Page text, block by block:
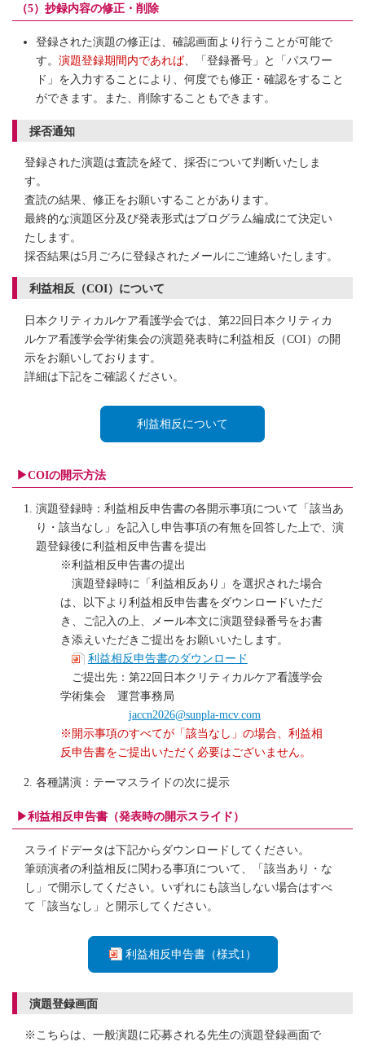
（5）抄録内容の修正・削除
登録された演題の修正は、確認画面より行うことが可能で
す。 演題登録期間内であれば、「登録番号」と「パスワー
ド」を入力することにより、何度でも修正・確認をすること
ができます。また、削除することもできます。
採否通知
登録された演題は査読を経て、採否について判断いたしま
す。
査読の結果、修正をお願いすることがあります。
最終的な演題区分及び発表形式はプログラム編成にて決定い
たします。
採否結果は5月ごろに登録されたメールにご連絡いたします。
利益相反（COI）について
日本クリティカルケア看護学会では、第22回日本クリティカ
ルケア看護学会学術集会の演題発表時に利益相反（COI）の開
示をお願いしております。
詳細は下記をご確認ください。
利益相反について
▶COIの開示方法
演題登録時：利益相反申告書の各開示事項について「該当あ
り・該当なし」を記入し申告事項の有無を回答した上で、演
題登録後に利益相反申告書を提出
※利益相反申告書の提出
演題登録時に「利益相反あり」を選択された場合
は、以下より利益相反申告書をダウンロードいただ
き、ご記入の上、メール本文に演題登録番号をお書
き添えいただきご提出をお願いいたします。
利益相反申告書のダウンロード
ご提出先：第22回日本クリティカルケア看護学会
学術集会 運営事務局
jaccn2026@sunpla-mcv.com
※開示事項のすべてが「該当なし」の場合、利益相
反申告書をご提出いただく必要はございません。
各種講演：テーマスライドの次に提示
▶利益相反申告書（発表時の開示スライド）
スライドデータは下記からダウンロードしてください。
筆頭演者の利益相反に関わる事項について、「該当あり・な
し」で開示してください。いずれにも該当しない場合はすべ
て「該当なし」と開示してください。
利益相反申告書（様式1）
演題登録画面
※こちらは、一般演題に応募される先生の演題登録画面で